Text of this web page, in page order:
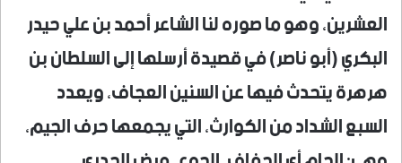
العشرين، وهو ما صوره لنا الشاعر أحمد بن علي حيدر
البكري (أبو ناصر) في قصيدة أرسلها إلى السلطان بن
هرهرة يتحدث فيها عن السنين العجاف، ويعدد
السبع الشداد من الكوارث، التي يجمعها حرف الجيم،